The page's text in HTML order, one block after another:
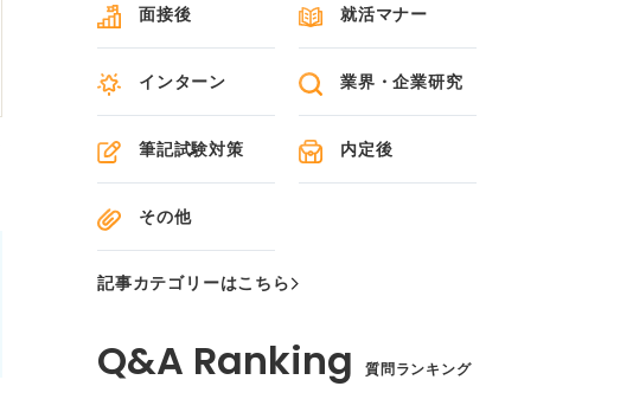
面接後 就活マナー
インターン 業界・企業研究
筆記試験対策 内定後
その他
記事カテゴリーはこちら
質問ランキング